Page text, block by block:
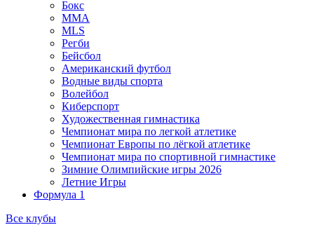
Бокс
MMA
MLS
Регби
Бейсбол
Американский футбол
Водные виды спорта
Волейбол
Киберспорт
Художественная гимнастика
Чемпионат мира по легкой атлетике
Чемпионат Европы по лёгкой атлетике
Чемпионат мира по спортивной гимнастике
Зимние Олимпийские игры 2026
Летние Игры
Формула 1
Все клубы